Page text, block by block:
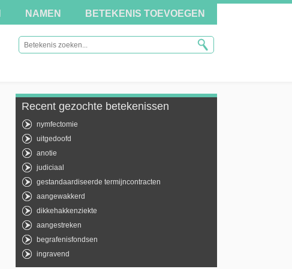
NAMEN BETEKENIS TOEVOEGEN
Recent gezochte betekenissen
nymfectomie
uitgedoofd
anotie
judiciaal
gestandaardiseerde termijncontracten
aangewakkerd
dikkehakkenziekte
aangestreken
begrafenisfondsen
ingravend